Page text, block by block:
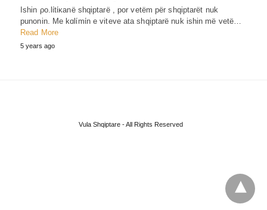
Ishin ρo.lίtίκanë shqiptarë , por vetëm për shqiptarët nuk
punonin. Me kɑlίmίn e viteve ata shqiptarë nuk ishin më vetë…
Read More
5 years ago
Vula Shqiptare - All Rights Reserved